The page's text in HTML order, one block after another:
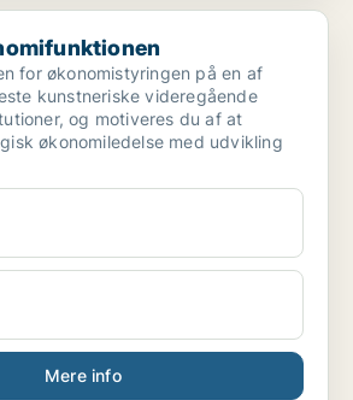
for økonomistyringen på en af
kunstneriske videregående
og motiveres du af at
økonomiledelse med udvikling
Mere info